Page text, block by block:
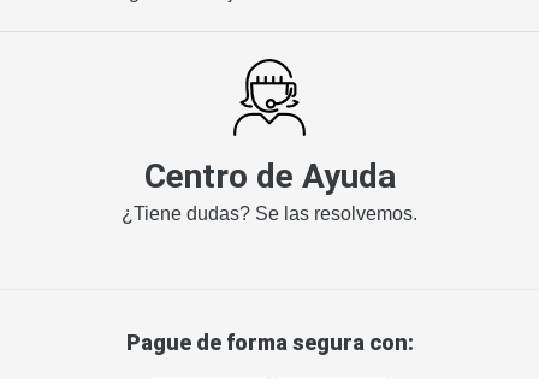
Centro de Ayuda
¿Tiene dudas? Se las resolvemos.
Pague de forma segura con: